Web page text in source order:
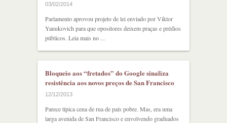
03/02/2014
Parlamento aprovou projeto de lei enviado por Viktor
Yanukovich para que opositores deixem praças e prédios
públicos. Leia mais no ...
Bloqueio aos “fretados” do Google sinaliza
resistência aos novos preços de San Francisco
12/12/2013
Parece típica cena de rua de país pobre. Mas, era uma
larga avenida de San Francisco e envolvendo graduados